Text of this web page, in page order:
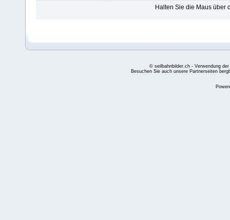
Halten Sie die Maus über
© seilbahnbilder.ch - Verwendung
Besuchen Sie auch unsere Partnerseiten